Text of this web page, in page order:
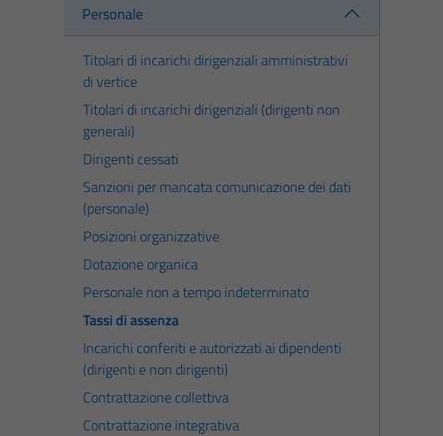
Personale
Titolari di incarichi dirigenziali amministrativi
di vertice
Titolari di incarichi dirigenziali (dirigenti non
generali)
Dirigenti cessati
Sanzioni per mancata comunicazione dei dati
(personale)
Posizioni organizzative
Dotazione organica
Personale non a tempo indeterminato
Tassi di assenza
Incarichi conferiti e autorizzati ai dipendenti
(dirigenti e non dirigenti)
Contrattazione collettiva
Contrattazione integrativa